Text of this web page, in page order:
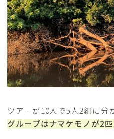
ツアーが10人で5人2組に分
グループはナマケモノが2